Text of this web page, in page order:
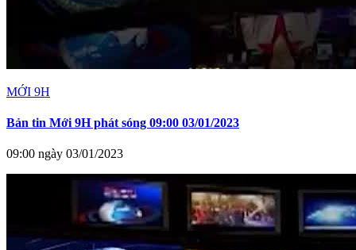
MỚI 9H
Bản tin Mới 9H phát sóng 09:00 03/01/2023
09:00 ngày 03/01/2023